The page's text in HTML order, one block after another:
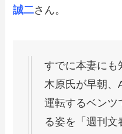
誠二さん。
すでに本妻にも
木原氏が早朝、
運転するベンツ
る姿を「週刊